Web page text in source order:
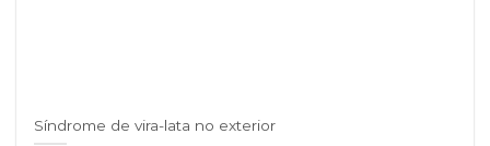
Síndrome de vira-lata no exterior